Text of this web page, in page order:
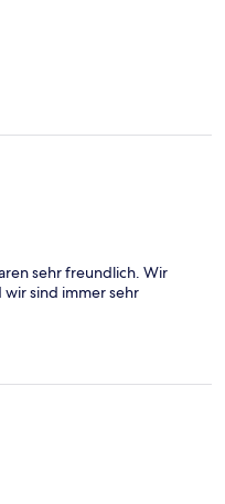
sehr freundlich. Wir
sind immer sehr